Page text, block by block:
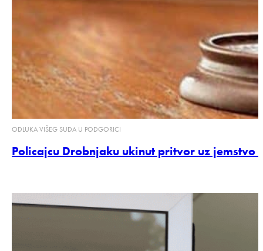
ODLUKA VIŠEG SUDA U PODGORICI
Policajcu Drobnjaku ukinut pritvor uz jemstvo